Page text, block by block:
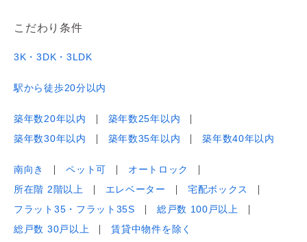
こだわり条件
3K・3DK・3LDK
駅から徒歩20分以内
築年数20年以内
築年数25年以内
築年数30年以内
築年数35年以内 築年数40年以内
南向き ペット可
オートロック
所在階 2階以上
エレベーター
宅配ボックス
フラット35・フラット35S
総戸数 100戸以上
総戸数 30戸以上
賃貸中物件を除く